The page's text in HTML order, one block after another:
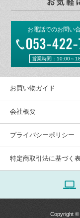
お電話でのお問い
営業時間：10:00～
お買い物ガイド
会社概要
プライバシーポリシー
特定商取引法に基づく
Copyright ©